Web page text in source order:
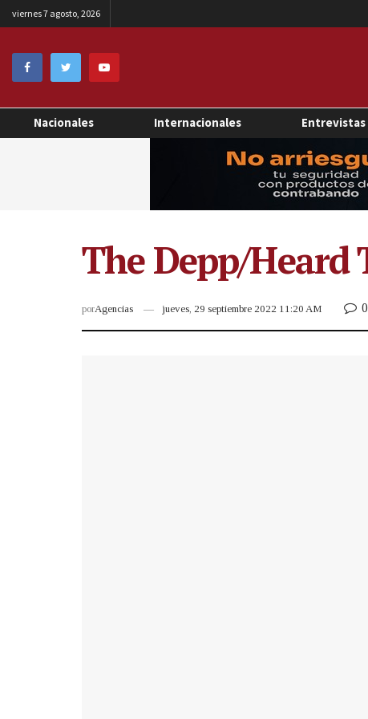
viernes 7 agosto, 2026
Nacionales Internacionales Entrevistas
The Depp/
porAgencias jueves, 29 septiembre 2022 11:20 AM 0